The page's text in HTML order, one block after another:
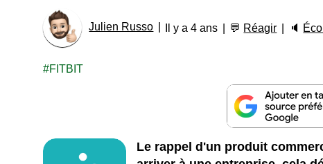
Julien Russo Il y a 4 ans 💬 Réagir 🔈
FITBIT
Le rappel d'un produit